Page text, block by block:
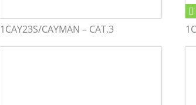
1CAY23S/CAYMAN – CAT.3